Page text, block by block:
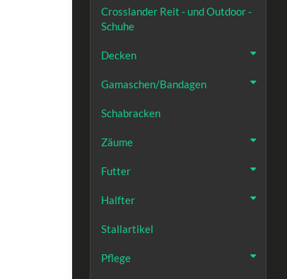
Crosslander Reit - und Outdoor -
Schuhe
Decken
Gamaschen/Bandagen
Schabracken
Zäume
Futter
Halfter
Stallartikel
Pflege